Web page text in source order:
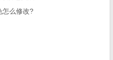
怎么修改?